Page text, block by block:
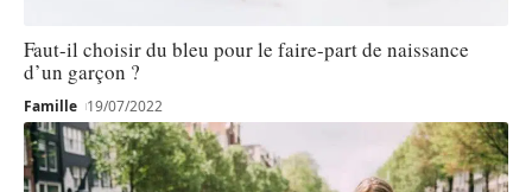
Faut-il choisir du bleu pour le faire-part de naissance
d’un garçon ?
Famille 19/07/2022